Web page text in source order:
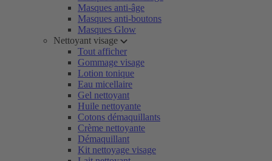
Masques anti-âge
Masques anti-boutons
Masques Glow
Nettoyant visage
Tout afficher
Gommage visage
Lotion tonique
Eau micellaire
Gel nettoyant
Huile nettoyante
Cotons démaquillants
Crème nettoyante
Démaquillant
Kit nettoyage visage